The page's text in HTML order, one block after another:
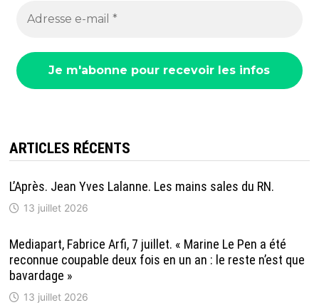
ARTICLES RÉCENTS
L’Après. Jean Yves Lalanne. Les mains sales du RN.
13 juillet 2026
Mediapart, Fabrice Arfi, 7 juillet. « Marine Le Pen a été
reconnue coupable deux fois en un an : le reste n’est que
bavardage »
13 juillet 2026